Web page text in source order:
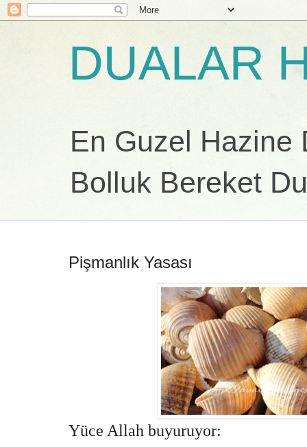
DUALAR
En Guzel Hazine
Bolluk Bereket
Pişmanlık Yasası
Yüce Allah buyuruyor: